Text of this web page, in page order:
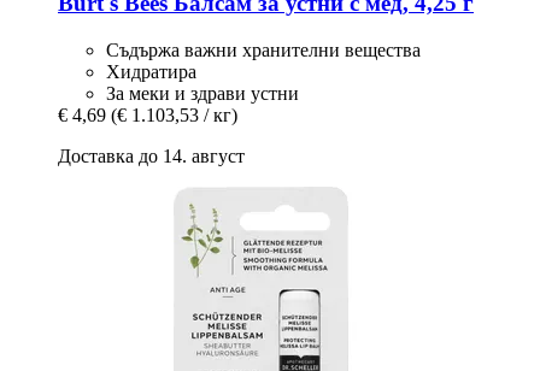
Съдържа важни хранителни вещества
Хидратира
За меки и здрави устни
€ 4,69 (€ 1.103,53 / кг)
Доставка до 14. август